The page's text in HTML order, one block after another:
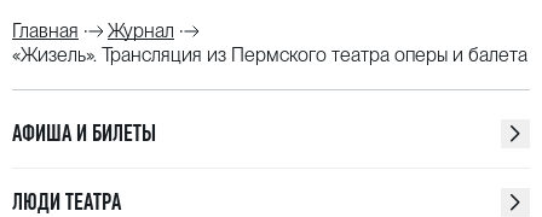
Главная
Журнал
«Жизель». Трансляция из Пермского театра оперы и балета
АФИША И БИЛЕТЫ
ЛЮДИ ТЕАТРА